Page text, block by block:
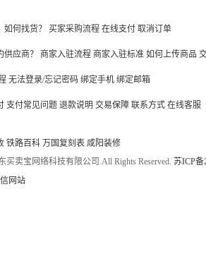
何找货？
买家采购流程 在线支付 取消订单
应商？
商家入驻流程 商家入驻标准 如何上传商品
无法登录/忘记密码 绑定手机 绑定邮箱
支付常见问题 退款说明 交易保障 联系方式 在线客服
铁路百科 万国复刻表 咸阳装修
买卖宝网络科技有限公司.All Rights Reserved. 苏ICP备